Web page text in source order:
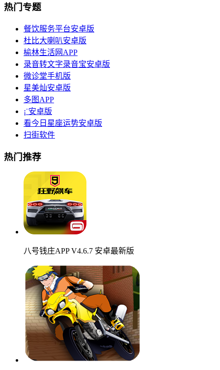
热门专题
餐饮服务平台安卓版
杜比大喇叭安卓版
榆林生活网APP
录音转文字录音宝安卓版
微诊堂手机版
星美灿安卓版
多图APP
¡¨安卓版
看今日星座运势安卓版
扫街软件
热门推荐
八号钱庄APP V4.6.7 安卓最新版